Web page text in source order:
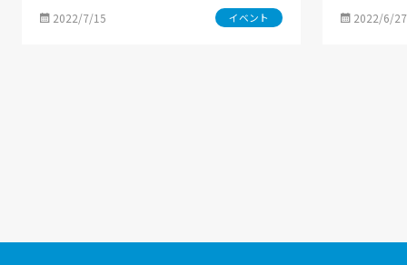
2022/7/15 イベント 2022/6/27